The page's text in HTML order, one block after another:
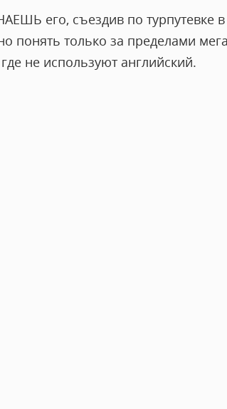
его, съездив по турпутевке
понять только за пределами
не используют английский.